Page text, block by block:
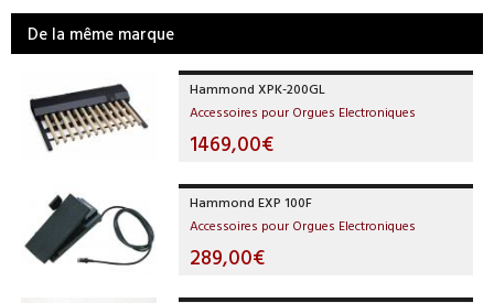
De la même marque
Hammond XPK-200GL
Accessoires pour Orgues Electroniques
1469,00€
Hammond EXP 100F
Accessoires pour Orgues Electroniques
289,00€